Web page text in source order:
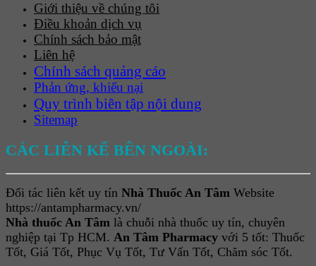
Giới thiệu về chúng tôi
Điều khoản dịch vụ
Chính sách bảo mật
Liên hệ
Chính sách quảng cáo
Phản ứng, khiếu nại
Quy trình biên tập nội dung
Sitemap
CÁC LIÊN KẾ BÊN NGOÀI:
Đối tác liên kết uy tín Nhà Thuốc An Tâm Website
https://antampharmacy.vn/
Nhà thuốc An Tâm là chuỗi nhà thuốc uy tín, chuyên
nghiệp tại Tp HCM. An Tâm Pharmacy với 5 tốt: Thuốc
Tốt, Giá Tốt, Phục Vụ Tốt, Tư Vấn Tốt, Chăm sóc Tốt.